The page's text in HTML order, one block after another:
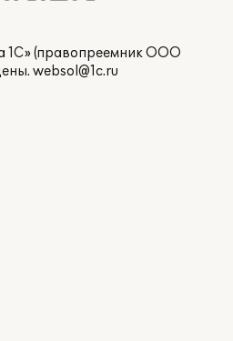
1С» (правопреемник ООО
websol@1c.ru